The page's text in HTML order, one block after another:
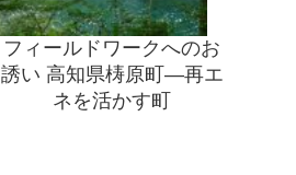
フィールドワークへのお
誘い 高知県梼原町―再エ
ネを活かす町